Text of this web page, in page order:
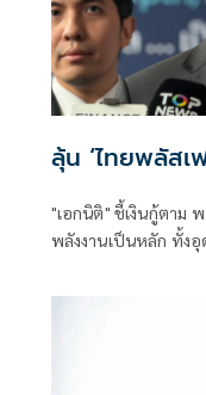
ลุ้น ‘ไทยพลัสเ
"เอกนิติ" ชี้เงินกู้ตาม
พลังงานเป็นหลัก ทั้ง
พร้อมให้ใช้กับไทยเที่
รอประเมินความเหม